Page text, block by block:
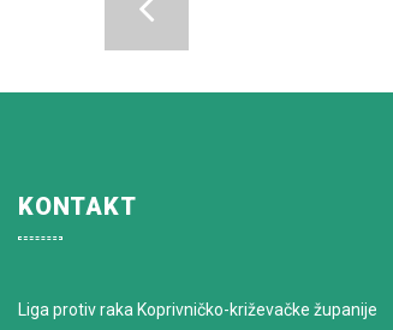
KONTAKT
Liga protiv raka Koprivničko-križevačke županije